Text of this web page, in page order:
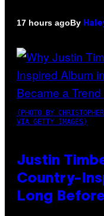
17 hours agoBy
(PHOTO BY
VIA GETTY IMAGES)
Justin
Country-
Long